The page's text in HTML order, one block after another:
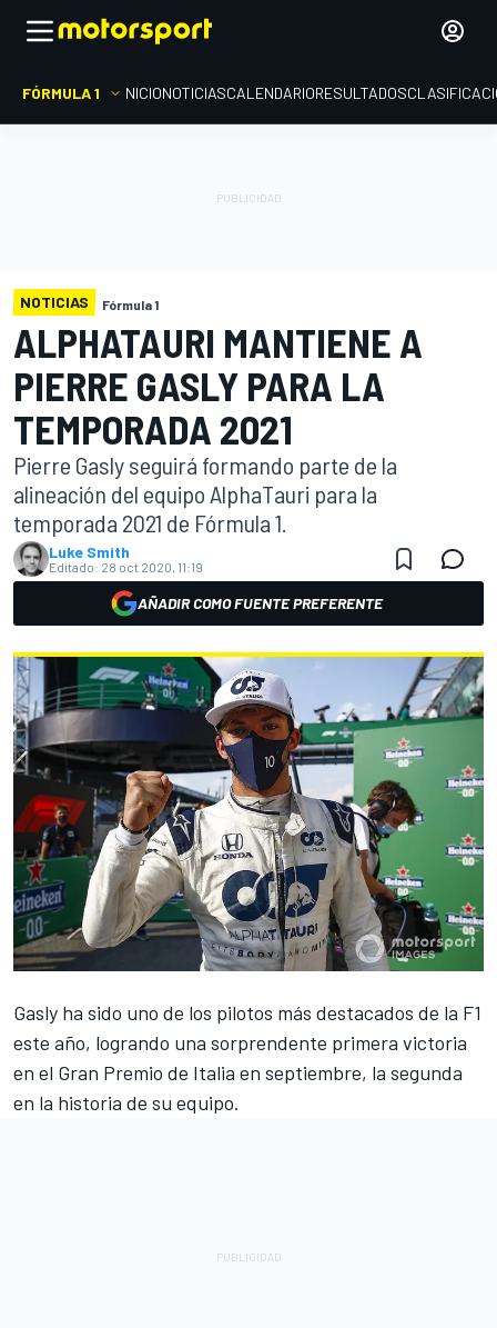
FÓRMULA 1 INICIONOTICIASCALENDARIORESULTADOS
NOTICIAS Fórmula 1
ALPHATAURI MANTIENE A
PIERRE GASLY PARA LA
TEMPORADA 2021
Pierre Gasly seguirá formando parte de la
alineación del equipo AlphaTauri para la
temporada 2021 de Fórmula 1.
Luke Smith
Editado: 28 oct 2020, 11:19
AÑADIR COMO FUENTE PREFERENTE
Gasly ha sido uno de los pilotos más destacados de la F1
este año, logrando una sorprendente primera victoria
en el Gran Premio de Italia en septiembre, la segunda
en la historia de su equipo.